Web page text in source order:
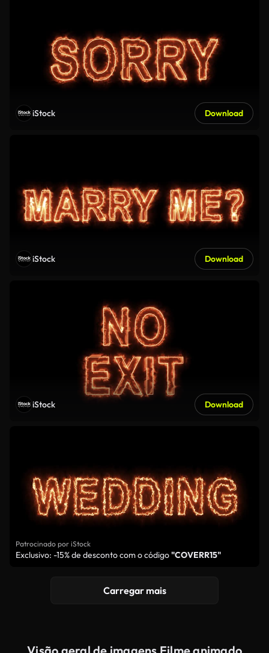
iStock Download
iStock Download
iStock Download
Patrocinado por iStock
Exclusivo: -15% de desconto com o código"COVERR15"
Carregar mais